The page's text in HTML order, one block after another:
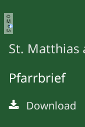
©
M
e
ta
St. Matthias
Pfarrbrief
Download